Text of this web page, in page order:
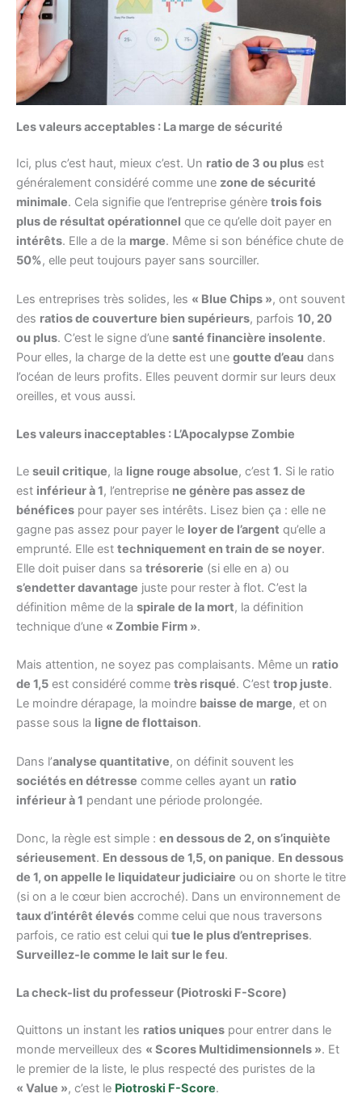
Les valeurs acceptables : La marge de sécurité
Ici, plus c’est haut, mieux c’est. Un ratio de 3 ou plus est
généralement considéré comme une zone de sécurité
minimale. Cela signifie que l’entreprise génère trois fois
plus de résultat opérationnel que ce qu’elle doit payer en
intérêts. Elle a de la marge. Même si son bénéfice chute de
50%, elle peut toujours payer sans sourciller.
Les entreprises très solides, les « Blue Chips », ont souvent
des ratios de couverture bien supérieurs, parfois 10, 20
ou plus. C’est le signe d’une santé financière insolente.
Pour elles, la charge de la dette est une goutte d’eau dans
l’océan de leurs profits. Elles peuvent dormir sur leurs deux
oreilles, et vous aussi.
Les valeurs inacceptables : L’Apocalypse Zombie
Le seuil critique, la ligne rouge absolue, c’est 1. Si le ratio
est inférieur à 1, l’entreprise ne génère pas assez de
bénéfices pour payer ses intérêts. Lisez bien ça : elle ne
gagne pas assez pour payer le loyer de l’argent qu’elle a
emprunté. Elle est techniquement en train de se noyer.
Elle doit puiser dans sa trésorerie (si elle en a) ou
s’endetter davantage juste pour rester à flot. C’est la
définition même de la spirale de la mort, la définition
technique d’une « Zombie Firm ».
Mais attention, ne soyez pas complaisants. Même un ratio
de 1,5 est considéré comme très risqué. C’est trop juste.
Le moindre dérapage, la moindre baisse de marge, et on
passe sous la ligne de flottaison.
Dans l’analyse quantitative, on définit souvent les
sociétés en détresse comme celles ayant un ratio
inférieur à 1 pendant une période prolongée.
Donc, la règle est simple : en dessous de 2, on s’inquiète
sérieusement. En dessous de 1,5, on panique. En dessous
de 1, on appelle le liquidateur judiciaire ou on shorte le titre
(si on a le cœur bien accroché). Dans un environnement de
taux d’intérêt élevés comme celui que nous traversons
parfois, ce ratio est celui qui tue le plus d’entreprises.
Surveillez-le comme le lait sur le feu.
La check-list du professeur (Piotroski F-Score)
Quittons un instant les ratios uniques pour entrer dans le
monde merveilleux des « Scores Multidimensionnels ». Et
le premier de la liste, le plus respecté des puristes de la
« Value », c’est le Piotroski F-Score.